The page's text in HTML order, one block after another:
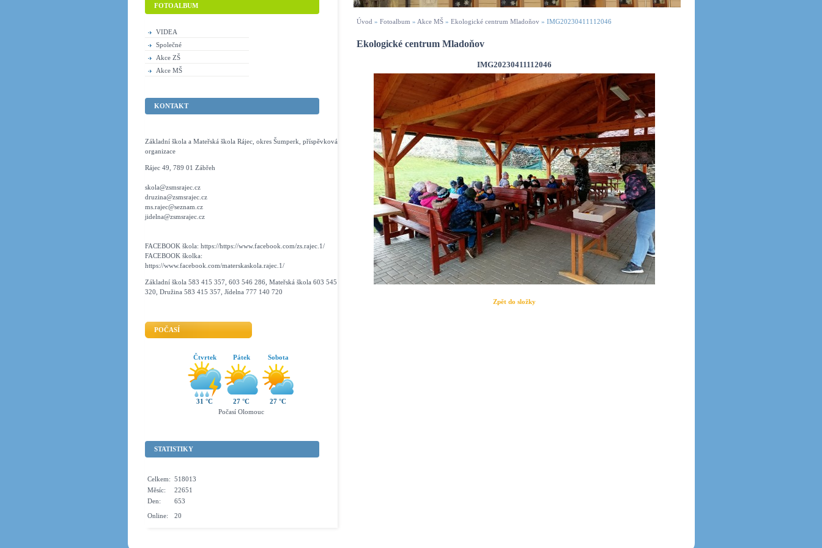
Úvod » Fotoalbum » Akce MŠ » Ekologické centrum Mladoňov » IMG20230411112046
Ekologické centrum Mladoňov
IMG20230411112046
Zpět do složky
FOTOALBUM
VIDEA
Společné
Akce ZŠ
Akce MŠ
KONTAKT
Základní škola a Mateřská škola Rájec, okres Šumperk, příspěvková
organizace
Rájec 49, 789 01 Zábřeh
skola@zsmsrajec.cz
druzina@zsmsrajec.cz
ms.rajec@seznam.cz
jidelna@zsmsrajec.cz
FACEBOOK škola: https://https://www.facebook.com/zs.rajec.1/
FACEBOOK školka:
https://www.facebook.com/materskaskola.rajec.1/
Základní škola 583 415 357, 603 546 286, Mateřská škola 603 545
320, Družina 583 415 357, Jídelna 777 140 720
POČASÍ
Čtvrtek
31 °C
Pátek
27 °C
Sobota
27 °C
Počasí Olomouc
STATISTIKY
Online: 20
Celkem: 518013
Měsíc:
22651
Den:
653